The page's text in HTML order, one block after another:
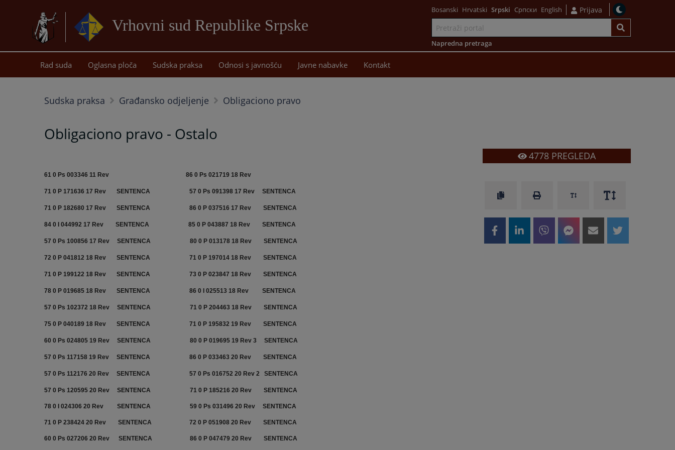
Vrhovni sud Republike Srpske
sadržaj
Bosanski Hrvatski Srpski Српски English Prijava
Napredna pretraga
Rad suda Oglasna ploča Sudska praksa Odnosi s javnošću Javne nabavke Kontakt
Sudska praksa Građansko odjeljenje Obligaciono pravo
Obligaciono pravo - Ostalo
61 0 Ps 003346 11 Rev 86 0 Ps 021719 18 Rev
71 0 P 171636 17 Rev SENTENCA 57 0 Ps 091398 17 Rev SENTENCA
71 0 P 182680 17 Rev SENTENCA 86 0 P 037516 17 Rev SENTENCA
84 0 I 044992 17 Rev SENTENCA 85 0 P 043887 18 Rev SENTENCA
57 0 Ps 100856 17 Rev SENTENCA 80 0 P 013178 18 Rev SENTENCA
72 0 P 041812 18 Rev SENTENCA 71 0 P 197014 18 Rev SENTENCA
71 0 P 199122 18 Rev SENTENCA 73 0 P 023847 18 Rev SENTENCA
78 0 P 019685 18 Rev SENTENCA 86 0 I 025513 18 Rev SENTENCA
57 0 Ps 102372 18 Rev SENTENCA 71 0 P 204463 18 Rev SENTENCA
75 0 P 040189 18 Rev SENTENCA 71 0 P 195832 19 Rev SENTENCA
60 0 Ps 024805 19 Rev SENTENCA 80 0 P 019695 19 Rev 3 SENTENCA
57 0 Ps 117158 19 Rev SENTENCA 86 0 P 033463 20 Rev SENTENCA
57 0 Ps 112176 20 Rev SENTENCA 57 0 Ps 016752 20 Rev 2 SENTENCA
57 0 Ps 120595 20 Rev SENTENCA 71 0 P 185216 20 Rev SENTENCA
78 0 I 024306 20 Rev SENTENCA 59 0 Ps 031496 20 Rev SENTENCA
71 0 P 238424 20 Rev SENTENCA 72 0 P 051908 20 Rev SENTENCA
60 0 Ps 027206 20 Rev SENTENCA 86 0 P 047479 20 Rev SENTENCA
4778PREGLEDA